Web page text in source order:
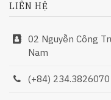
LIÊN HỆ
02 Nguyễn Công
Nam
(+84) 234.3826070